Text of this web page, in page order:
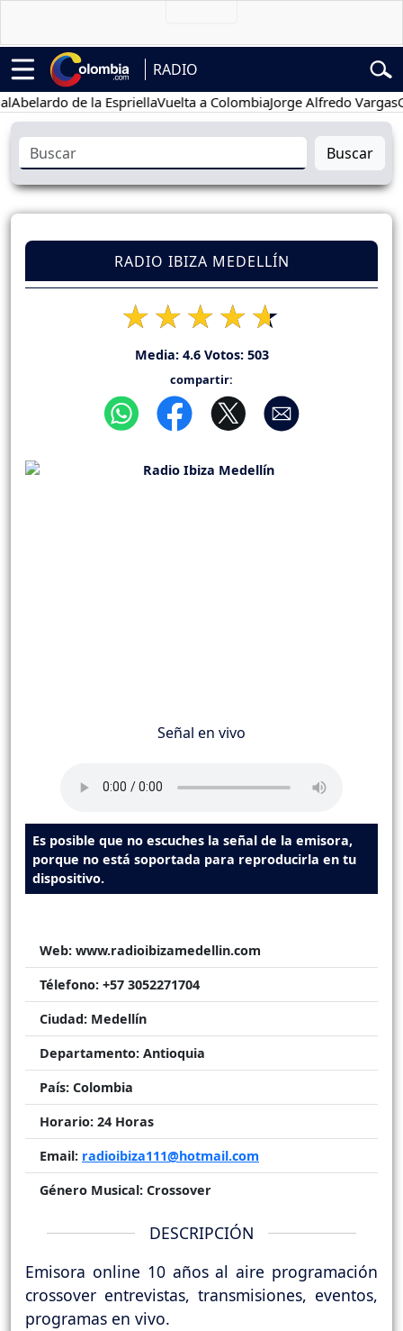
RADIO
de la EspriellaVuelta a ColombiaJorge Alfredo Vargas
Buscar
RADIO IBIZA MEDELLÍN
Media: 4.6Votos: 503
compartir:
Señal en vivo
Es posible que no escuches la señal de la emisora,
porque no está soportada para reproducirla en tu
dispositivo.
Web: www.radioibizamedellin.com
Télefono: +57 3052271704
Ciudad: Medellín
Departamento: Antioquia
País: Colombia
Horario: 24 Horas
Email: radioibiza111@hotmail.com
Género Musical: Crossover
DESCRIPCIÓN
Emisora online 10 años al aire programación
crossover entrevistas, transmisiones, eventos,
programas en vivo.